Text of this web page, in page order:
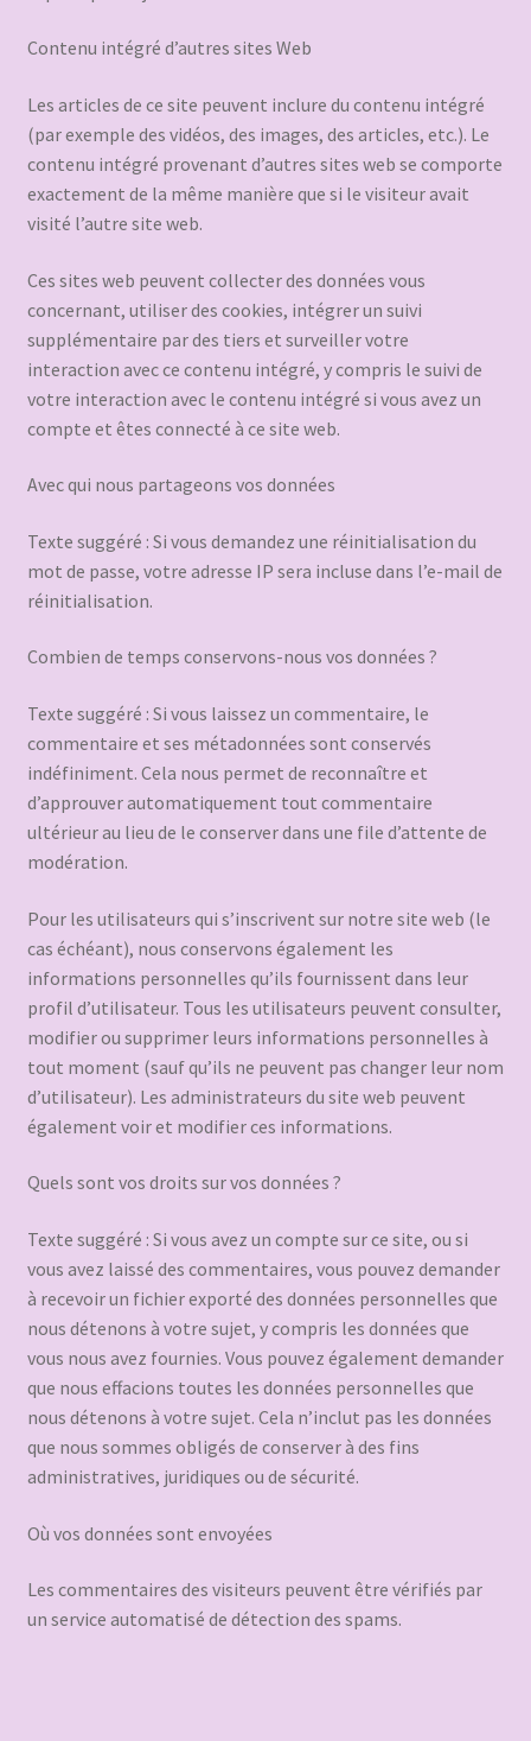
Contenu intégré d’autres sites Web
Les articles de ce site peuvent inclure du contenu intégré
(par exemple des vidéos, des images, des articles, etc.). Le
contenu intégré provenant d’autres sites web se comporte
exactement de la même manière que si le visiteur avait
visité l’autre site web.
Ces sites web peuvent collecter des données vous
concernant, utiliser des cookies, intégrer un suivi
supplémentaire par des tiers et surveiller votre
interaction avec ce contenu intégré, y compris le suivi de
votre interaction avec le contenu intégré si vous avez un
compte et êtes connecté à ce site web.
Avec qui nous partageons vos données
Texte suggéré : Si vous demandez une réinitialisation du
mot de passe, votre adresse IP sera incluse dans l’e-mail de
réinitialisation.
Combien de temps conservons-nous vos données ?
Texte suggéré : Si vous laissez un commentaire, le
commentaire et ses métadonnées sont conservés
indéfiniment. Cela nous permet de reconnaître et
d’approuver automatiquement tout commentaire
ultérieur au lieu de le conserver dans une file d’attente de
modération.
Pour les utilisateurs qui s’inscrivent sur notre site web (le
cas échéant), nous conservons également les
informations personnelles qu’ils fournissent dans leur
profil d’utilisateur. Tous les utilisateurs peuvent consulter,
modifier ou supprimer leurs informations personnelles à
tout moment (sauf qu’ils ne peuvent pas changer leur nom
d’utilisateur). Les administrateurs du site web peuvent
également voir et modifier ces informations.
Quels sont vos droits sur vos données ?
Texte suggéré : Si vous avez un compte sur ce site, ou si
vous avez laissé des commentaires, vous pouvez demander
à recevoir un fichier exporté des données personnelles que
nous détenons à votre sujet, y compris les données que
vous nous avez fournies. Vous pouvez également demander
que nous effacions toutes les données personnelles que
nous détenons à votre sujet. Cela n’inclut pas les données
que nous sommes obligés de conserver à des fins
administratives, juridiques ou de sécurité.
Où vos données sont envoyées
Les commentaires des visiteurs peuvent être vérifiés par
un service automatisé de détection des spams.